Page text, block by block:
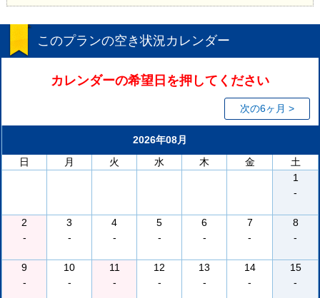
このプランの空き状況カレンダー
カレンダーの希望日を押してください
次の6ヶ月 >
2026年08月
日
月 火 水 木 金
土
1
-
2
-
3
-
4
-
5
-
6
-
7
-
8
-
9
-
10
-
11
-
12
-
13
-
14
-
15
-